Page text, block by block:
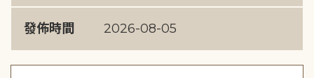
發佈時間 2026-08-05